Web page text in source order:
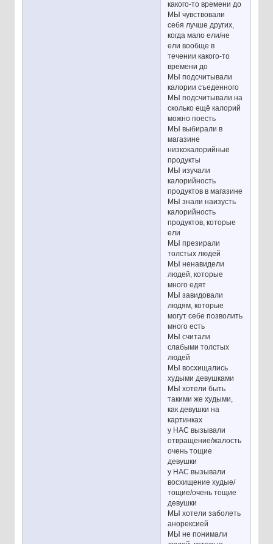
какого-то времени до
МЫ чувствовали
себя лучше других,
когда мало ели/не
ели вообще в
течении какого-то
времени до
МЫ подсчитывали
калории съеденного
МЫ подсчитывали на
сколько ещё калорий
можно поесть
МЫ выбирали в
магазине
низкокалорийные
продукты
МЫ изучали
калорийность
продуктов в магазине
МЫ знали наизусть
калорийность
продуктов, которые
ели
МЫ презирали
толстых людей
МЫ ненавидели
людей, которые
много едят
МЫ завидовали
людям, которые
могут себе позволить
много есть
МЫ считали
слабыми толстых
людей
МЫ восхищались
худыми девушками
МЫ хотели быть
такими же худыми,
как девушки на
картинках
у НАС вызывали
отвращение/жалость
очень тощие
девушки
у НАС вызывали
восхищение худые/
тощие/очень тощие
девушки
МЫ хотели заболеть
анорексией
МЫ не понимали